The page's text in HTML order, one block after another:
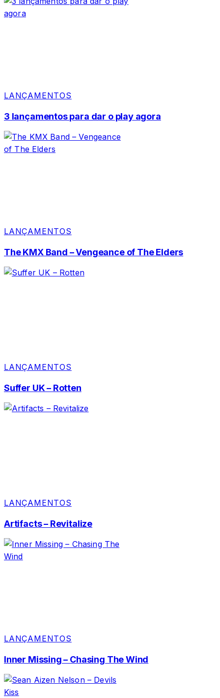
LANÇAMENTOS
3 lançamentos para dar o play agora
LANÇAMENTOS
The KMX Band – Vengeance of The Elders
LANÇAMENTOS
Suffer UK – Rotten
LANÇAMENTOS
Artifacts – Revitalize
LANÇAMENTOS
Inner Missing – Chasing The Wind